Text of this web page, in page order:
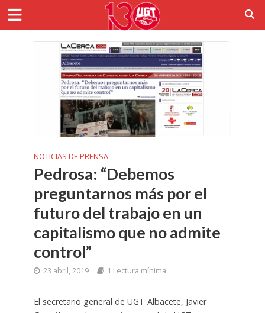
NOTICIAS DE PRENSA
Pedrosa: “Debemos
preguntarnos más por el
futuro del trabajo en un
capitalismo que no admite
control”
23 abril, 2019 1 Lectura mínima
El secretario general de UGT Albacete, Javier